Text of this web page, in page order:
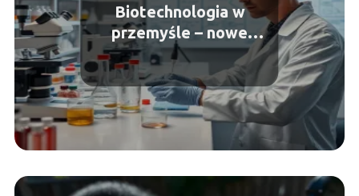
Biotechnologia w
przemyśle – nowe
możliwości produkcji
materiałów